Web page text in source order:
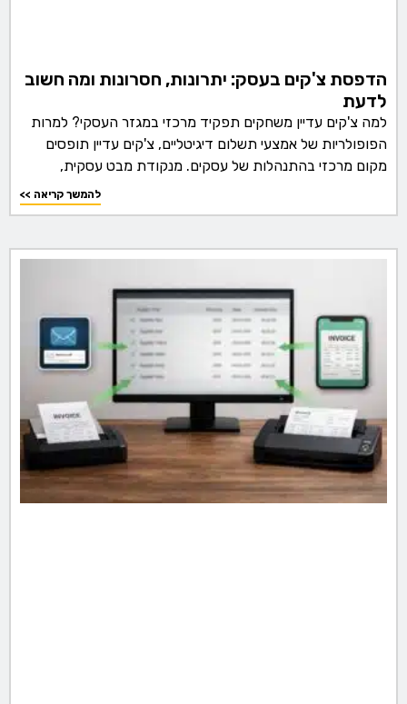
הדפסת צ'קים בעסק: יתרונות, חסרונות ומה חשוב
לדעת
למה צ'קים עדיין משחקים תפקיד מרכזי במגזר העסקי? למרות
הפופולריות של אמצעי תשלום דיגיטליים, צ'קים עדיין תופסים
מקום מרכזי בהתנהלות של עסקים. מנקודת מבט עסקית,
<< להמשך קריאה